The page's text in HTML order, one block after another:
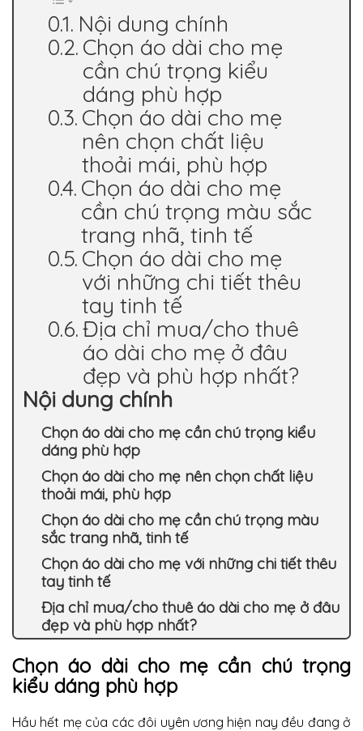
Nội dung chính
Chọn áo dài cho mẹ
cần chú trọng kiểu
dáng phù hợp
Chọn áo dài cho mẹ
nên chọn chất liệu
thoải mái, phù hợp
Chọn áo dài cho mẹ
cần chú trọng màu sắc
trang nhã, tinh tế
Chọn áo dài cho mẹ
với những chi tiết thêu
tay tinh tế
Địa chỉ mua/cho thuê
áo dài cho mẹ ở đâu
đẹp và phù hợp nhất?
Nội dung chính
Chọn áo dài cho mẹ cần chú trọng kiểu
dáng phù hợp
Chọn áo dài cho mẹ nên chọn chất liệu
thoải mái, phù hợp
Chọn áo dài cho mẹ cần chú trọng màu
sắc trang nhã, tinh tế
Chọn áo dài cho mẹ với những chi tiết thêu
tay tinh tế
Địa chỉ mua/cho thuê áo dài cho mẹ ở đâu
đẹp và phù hợp nhất?
Chọn áo dài cho mẹ cần chú trọng
kiểu dáng phù hợp
Hầu hết mẹ của các đôi uyên ương hiện nay đều đang ở